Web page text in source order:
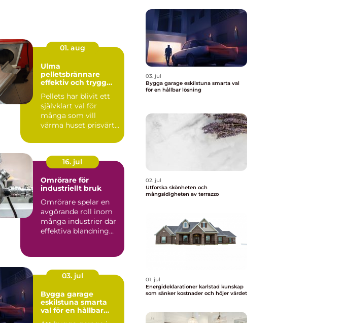
01. aug
Ulma
pelletsbrännare
effektiv och trygg
Pellets har blivit ett
självklart val för
många som vill
värma huset prisvärt
d...
16. jul
Omrörare för
industriellt bruk
Omrörare spelar en
avgörande roll inom
många industrier där
effektiva blandning...
03. jul
Bygga garage
eskilstuna smarta
val för en hållbar
03. jul
Bygga garage eskilstuna smarta val
för en hållbar lösning
02. jul
Utforska skönheten och
mångsidigheten av terrazzo
01. jul
Energideklarationer karlstad kunskap
som sänker kostnader och höjer värdet